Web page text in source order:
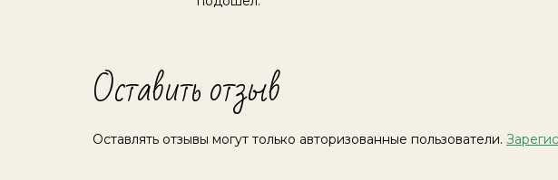
Оставить отзыв
Оставлять отзывы могут только авторизованные пользователи.